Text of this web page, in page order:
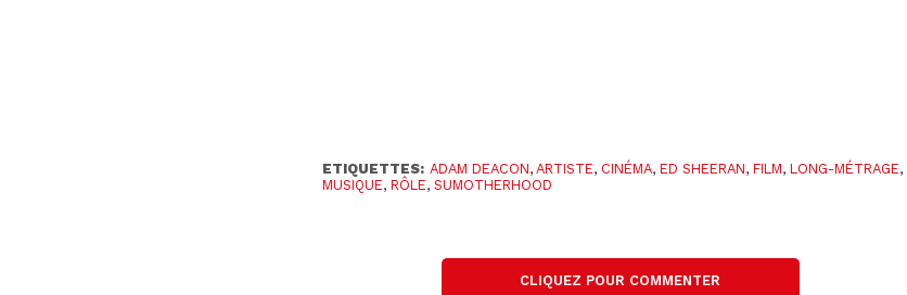
ETIQUETTES: ADAM DEACON,ARTISTE, CINÉMA,ED SHEERAN,FILM,LONG-MÉTRAGE,
MUSIQUE,RÔLE,SUMOTHERHOOD
CLIQUEZ POUR COMMENTER